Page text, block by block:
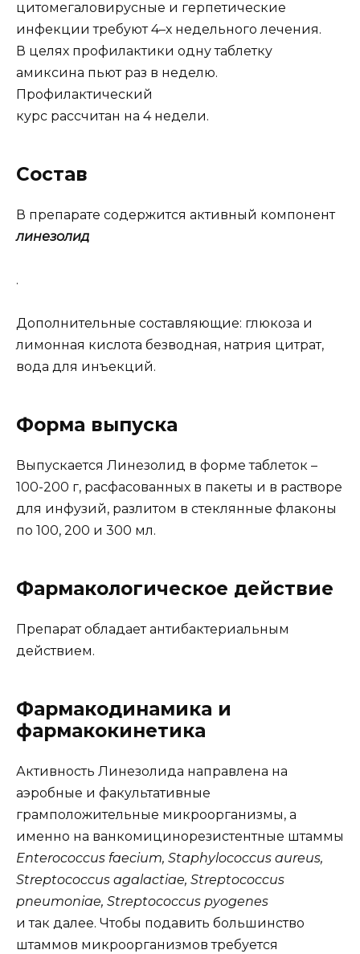
цитомегаловирусные и герпетические
инфекции требуют 4–х недельного лечения.
В целях профилактики одну таблетку
амиксина пьют раз в неделю.
Профилактический
курс рассчитан на 4 недели.
Состав
В препарате содержится активный компонент
линезолид
.
Дополнительные составляющие: глюкоза и
лимонная кислота безводная, натрия цитрат,
вода для инъекций.
Форма выпуска
Выпускается Линезолид в форме таблеток –
100-200 г, расфасованных в пакеты и в растворе
для инфузий, разлитом в стеклянные флаконы
по 100, 200 и 300 мл.
Фармакологическое действие
Препарат обладает антибактериальным
действием.
Фармакодинамика и
фармакокинетика
Активность Линезолида направлена на
аэробные и факультативные
грамположительные микроорганизмы, а
именно на ванкомицинорезистентные штаммы
Enterococcus faecium, Staphylococcus aureus,
Streptococcus agalactiae, Streptococcus
pneumoniae, Streptococcus pyogenes
и так далее. Чтобы подавить большинство
штаммов микроорганизмов требуется